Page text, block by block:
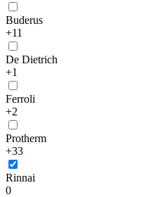
Buderus
+11
De Dietrich
+1
Ferroli
+2
Protherm
+33
Rinnai
0